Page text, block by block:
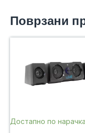
Поврзани
Достапно по нарачка